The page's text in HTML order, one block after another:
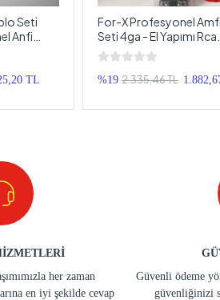
Seti
Anfi
TL
For-X Profesyonel
Seti 4ga - El Yapımı Rca
Kablolu Anfi Kablo Seti -
Seviye Üründür
%19 2.335,46 TL
her zaman
en iyi şekilde cevap
Güvenli ödeme
güvenliğinizi